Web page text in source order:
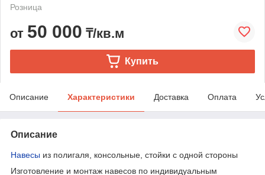
Розница
от 50 000 ₸/кв.м
Купить
Описание Характеристики Доставка Оплата
Описание
Навесы из полигаля, консольные, стойки с одной стороны
Изготовление и монтаж навесов по индивидуальным